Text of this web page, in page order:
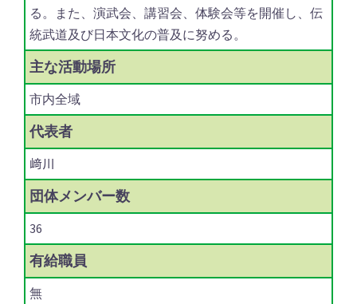
る。また、演武会、講習会、体験会等を開催し、伝
統武道及び日本文化の普及に努める。
主な活動場所
市内全域
代表者
﨑川
団体メンバー数
36
有給職員
無